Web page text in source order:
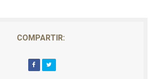
COMPARTIR: